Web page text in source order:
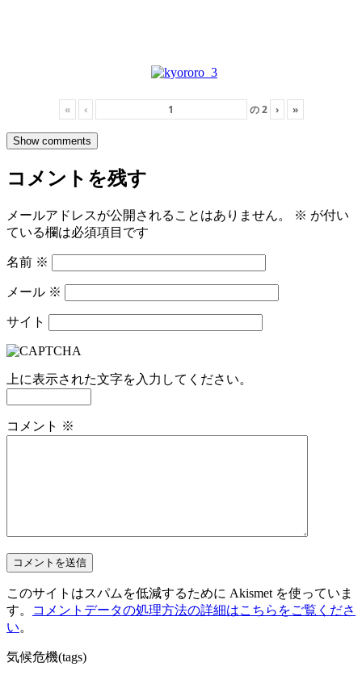
« ‹ の2 › »
Show comments
コメントを残す
メールアドレスが公開されることはありません。 ※ が付い
ている欄は必須項目です
名前 ※
メール ※
サイト
上に表示された文字を入力してください。
コメント ※
このサイトはスパムを低減するために Akismet を使っていま
す。
コメントデータの処理方法の詳細はこちらをご覧くださ
い。
気候危機(tags)